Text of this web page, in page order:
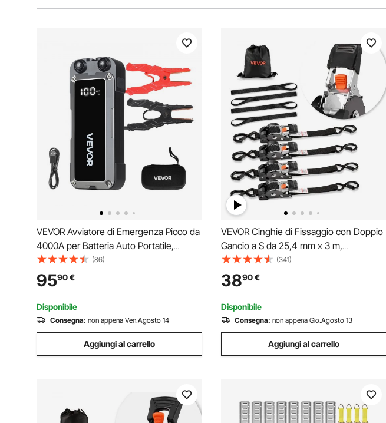
VEVOR Avviatore di Emergenza Picco da
4000A per Batteria Auto Portatile,
Batteria di Avviamento per Auto 12V con
Torcia a 3 Modi Cavo di Avviamento per
Motori Corrente da 700A Potenza Uscita
18W
(86)
9590€
Disponibile
Consegna: non appena Ven.Agosto 14
Aggiungi al carrello
VEVOR Cinghie di Fissaggio con Doppio
Gancio a S da 25,4 mm x 3 m,
Resistenza alla Rottura di 544 kg, Borsa
per il Trasporto, per Traslochi, Rimorchi,
Motociclette, Kayak, Tetto, Confezione
da 4
(341)
3890€
Disponibile
Consegna: non appena Gio.Agosto 13
Aggiungi al carrello